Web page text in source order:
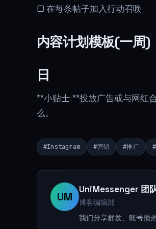
▢ 在每条帖子加入行动召唤
内容计划模板(一周)
日
**小贴士:**投放广告或与网红
么。
#Instagram #营销 #推广 #
UM
UniMessenger 团
博客编辑部
我们分享群发、账号预